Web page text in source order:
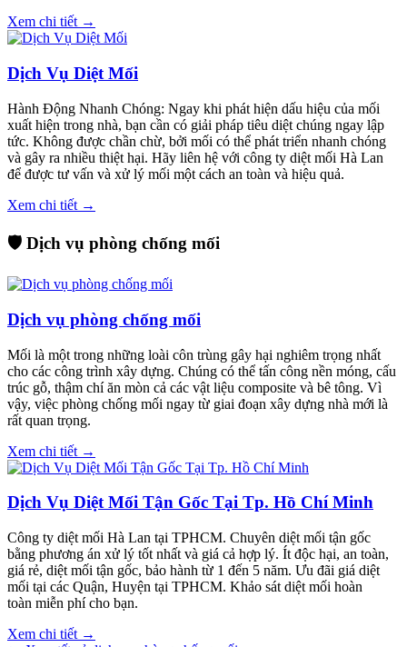
Xem chi tiết →
Dịch Vụ Diệt Mối
Hành Động Nhanh Chóng: Ngay khi phát hiện dấu hiệu của mối
xuất hiện trong nhà, bạn cần có giải pháp tiêu diệt chúng ngay lập
tức. Không được chần chừ, bởi mối có thể phát triển nhanh chóng
và gây ra nhiều thiệt hại. Hãy liên hệ với công ty diệt mối Hà Lan
để được tư vấn và xử lý mối một cách an toàn và hiệu quả.
Xem chi tiết →
🛡️ Dịch vụ phòng chống mối
Dịch vụ phòng chống mối
Mối là một trong những loài côn trùng gây hại nghiêm trọng nhất
cho các công trình xây dựng. Chúng có thể tấn công nền móng, cấu
trúc gỗ, thậm chí ăn mòn cả các vật liệu composite và bê tông. Vì
vậy, việc phòng chống mối ngay từ giai đoạn xây dựng nhà mới là
rất quan trọng.
Xem chi tiết →
Dịch Vụ Diệt Mối Tận Gốc Tại Tp. Hồ Chí Minh
Công ty diệt mối Hà Lan tại TPHCM. Chuyên diệt mối tận gốc
bằng phương án xử lý tốt nhất và giá cả hợp lý. Ít độc hại, an toàn,
giá rẻ, diệt mối tận gốc, bảo hành từ 1 đến 5 năm. Ưu đãi giá diệt
mối tại các Quận, Huyện tại TPHCM. Khảo sát diệt mối hoàn
toàn miễn phí cho bạn.
Xem chi tiết →